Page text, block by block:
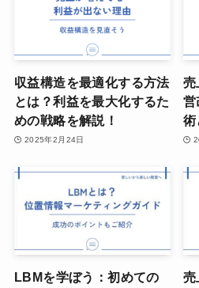
収益構造を最適化する方法
とは？利益を最大化するた
めの戦略を解説！
2025年2月24日
売
営
術
LBMを学ぼう：初めての
売